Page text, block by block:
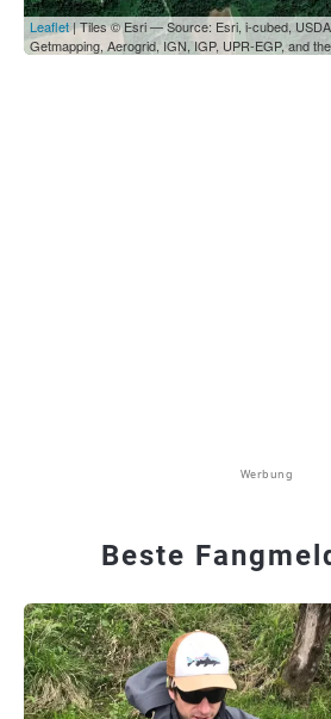
Leaflet| Tiles © Esri — Source: Esri, i-cubed,
Getmapping, Aerogrid, IGN, IGP, UPR-EGP, and
Werbung
Beste